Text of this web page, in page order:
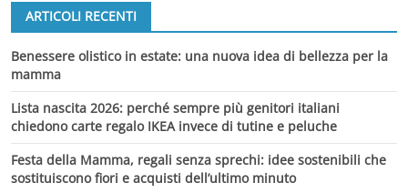
ARTICOLI RECENTI
Benessere olistico in estate: una nuova idea di bellezza per la
mamma
Lista nascita 2026: perché sempre più genitori italiani
chiedono carte regalo IKEA invece di tutine e peluche
Festa della Mamma, regali senza sprechi: idee sostenibili che
sostituiscono fiori e acquisti dell’ultimo minuto